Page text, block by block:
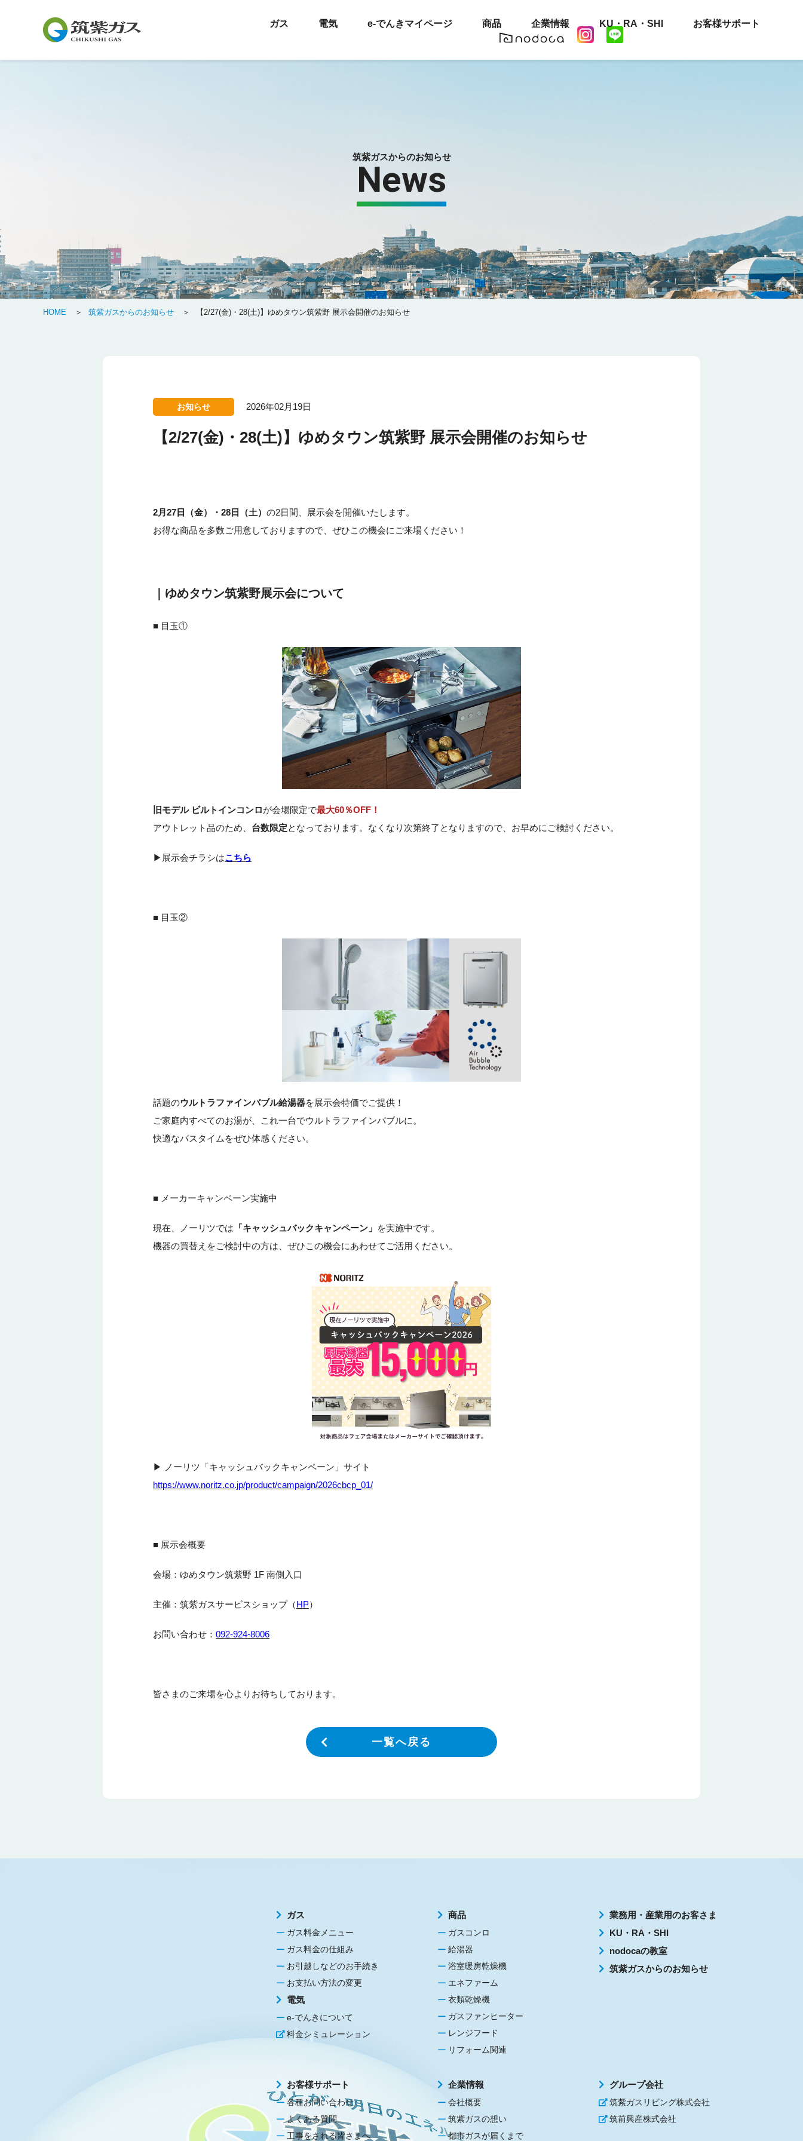
ガス 電気 e-でんきマイページ 商品 企業情報 KU・RA・SHI お客様サポート
筑紫ガスからのお知らせ
News
HOME 筑紫ガスからのお知らせ 【2/27(金)・28(土)】ゆめタウン筑紫野 展示会開催のお知らせ
お知らせ 2026年02月19日
【2/27(金)・28(土)】ゆめタウン筑紫野 展示会開催のお知らせ
2月27日（金）・28日（土） の2日間、展示会を開催いたします。
お得な商品を多数ご用意しておりますので、ぜひこの機会にご来場ください！
｜ゆめタウン筑紫野展示会について
■ 目玉①
旧モデル ビルトインコンロが会場限定で最大60％OFF！
アウトレット品のため、 台数限定となっております。なくなり次第終了となりますので、お早めにご検討ください。
▶展示会チラシはこちら
■ 目玉②
話題のウルトラファインバブル給湯器を展示会特価でご提供！
ご家庭内すべてのお湯が、これ一台でウルトラファインバブルに。
快適なバスタイムをぜひ体感ください。
■ メーカーキャンペーン実施中
現在、ノーリツでは 「キャッシュバックキャンペーン」 を実施中です。
機器の買替えをご検討中の方は、ぜひこの機会にあわせてご活用ください。
▶ ノーリツ「キャッシュバックキャンペーン」サイト
https://www.noritz.co.jp/product/campaign/2026cbcp_01/
■ 展示会概要
会場：ゆめタウン筑紫野 1F 南側入口
主催：筑紫ガスサービスショップ（HP）
お問い合わせ： 092-924-8006
皆さまのご来場を心よりお待ちしております。
一覧へ戻る
ガス
ガス料金メニュー
ガス料金の仕組み
お引越しなどのお手続き
お支払い方法の変更
電気
e-でんきについて
料金シミュレーション
商品
ガスコンロ
給湯器
浴室暖房乾燥機
エネファーム
衣類乾燥機
ガスファンヒーター
レンジフード
リフォーム関連
業務用・産業用のお客さま
KU・RA・SHI
nodocaの教室
筑紫ガスからのお知らせ
お客様サポート
各種お問い合わせ
よくある質問
工事をされる皆さまへ
企業情報
会社概要
筑紫ガスの想い
都市ガスが届くまで
グループ会社
筑紫ガスリビング株式会社
筑前興産株式会社